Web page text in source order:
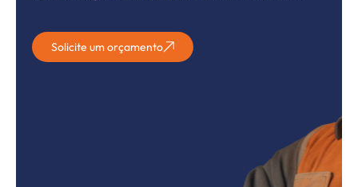
Solicite um orçamento